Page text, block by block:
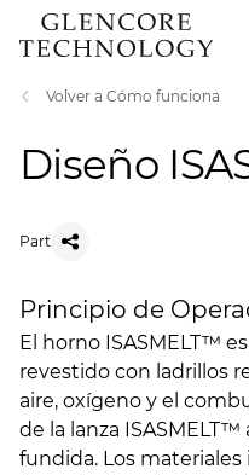
Volver a Cómo funciona
Diseño
Part
Principio de
El horno ISASMELT™
revestido con ladrillos
aire, oxígeno y el
de la lanza
fundida. Los